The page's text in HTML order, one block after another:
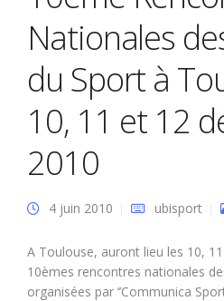
Nationales
du Sport à
10, 11 et 12
2010
4 juin 2010 ubisport
A Toulouse, auront lieu les 10,
10èmes rencontres nationales
organisées par ‘’Communica